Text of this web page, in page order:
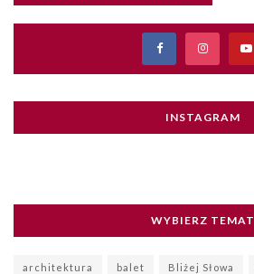
INSTAGRAM
WYBIERZ TEMAT
architektura balet Bliżej Słowa